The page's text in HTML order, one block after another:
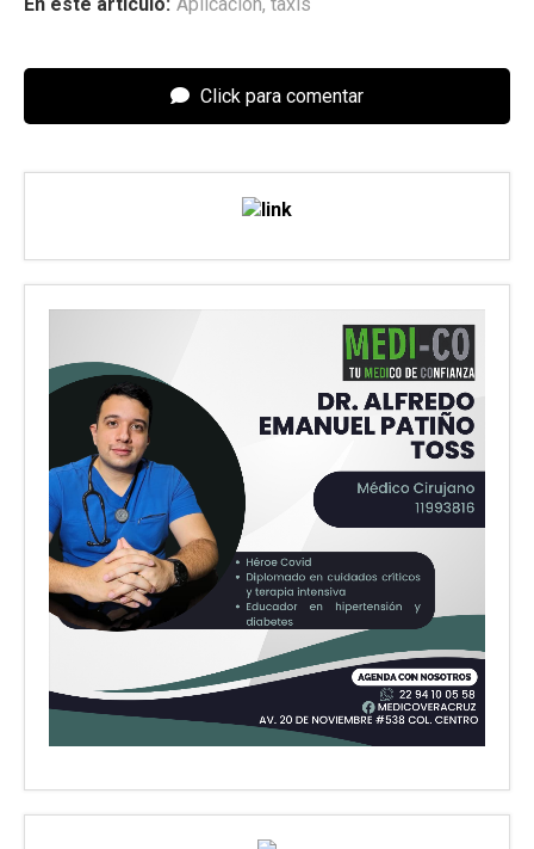
Click para comentar